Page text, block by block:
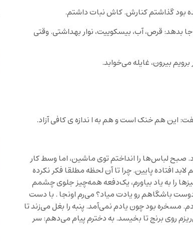
بود گذاشتم کنارش. کاش نبات داشتم.
بدهد: قرص، آب، بیسکوییت، نوار بهداشتی. وقتی
بیرون، غایله می‌خوابد.
این هم خنک است و هم به ا ندازه ی کافی آزاد.
لباس‌ها را انداختم توی ماشین، اما وسط کار
افتاده پایین. چرا تا آن لحظه مطلقا فکر نکرده
را به یاد بیاورم، یک‌دفعه همه‌چیز جلوی چشمم
باشگاهم رو یادت میاد؟ می‌رم اونجا . با دست
مسخره بود چون یادم نمی‌آمد. پنبه را بغل می‌زند تا
روی برنج تا بخیسد. به دخترم پیام می‌دهم: سر